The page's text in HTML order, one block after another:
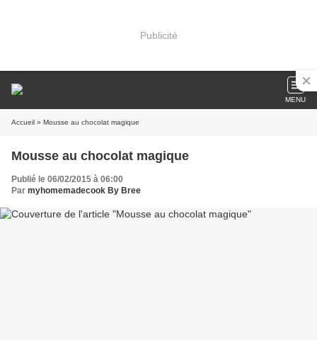
Publicité
MENU
Accueil » Mousse au chocolat magique
Mousse au chocolat magique
Publié le 06/02/2015 à 06:00
Par myhomemadecook By Bree